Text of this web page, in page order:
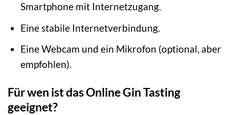
Smartphone mit Internetzugang.
Eine stabile Internetverbindung.
Eine Webcam und ein Mikrofon (optional, aber
empfohlen).
Für wen ist das Online Gin Tasting
geeignet?